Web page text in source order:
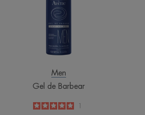
Men
Gel de Barbear
5/51